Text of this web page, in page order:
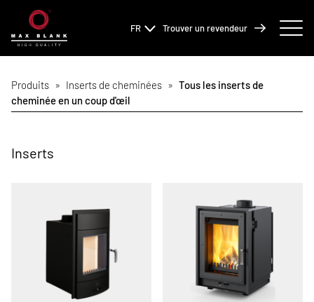
FR Trouver un revendeur
Produits » Inserts de cheminées » Tous les inserts de
cheminée en un coup d'œil
Inserts